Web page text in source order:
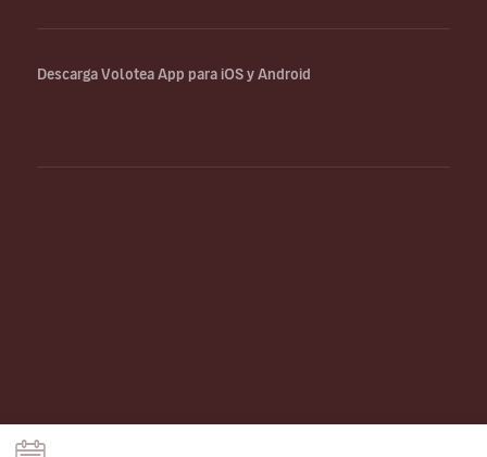
Descarga Volotea App para iOS y Android